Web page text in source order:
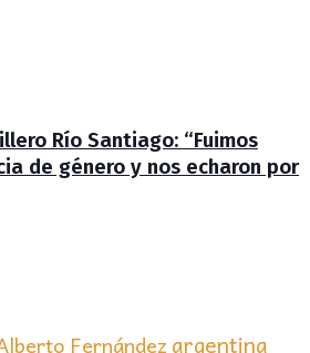
Río Santiago: “Fuimos
de género y nos echaron por
Fernández argentina